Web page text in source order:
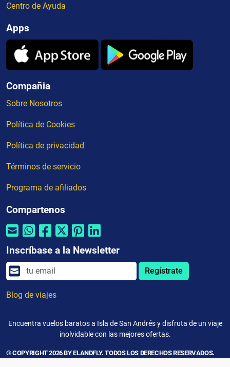
Centro de Ayuda
Apps
Compañia
Sobre Nosotros
Política de Cookies
Política de privacidad
Términos de servicio
Programa de afiliados
Compartenos
Inscríbase a la Newsletter
Regístrate
Blog de viajes
Encuentra vuelos baratos a Isla de San Andrés y disfruta de un viaje
inolvidable con las mejores ofertas.
© COPYRIGHT 2026 BY ELANDFLY. TODOS LOS DERECHOS RESERVADOS.